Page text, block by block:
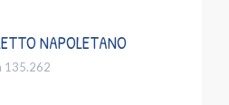
NAPOLETANO
135.262